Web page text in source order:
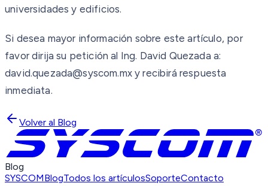
universidades y edificios.
Si desea mayor información sobre este artículo, por
favor dirija su petición al Ing. David Quezada a:
david.quezada@syscom.mx y recibirá respuesta
inmediata.
Volver al Blog
Blog
SYSCOMBlogTodos los artículosSoporteContacto